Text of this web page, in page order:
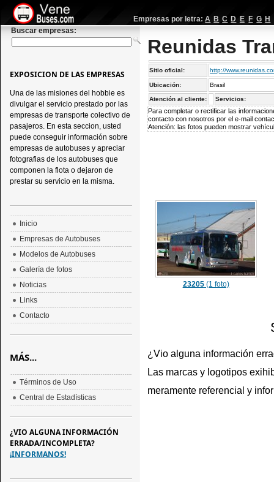
Empresas por letra: A B C D E F G H
Buscar empresas:
Reunidas
Sitio oficial: http://
Ubicación: Brasil
Atención al cliente: Servicios:
Para completar o rectificar las
contacto con nosotros por el e-mail
Atención: las fotos pueden mostrar
23205(1 foto)
¿Vio alguna información
Las marcas y logotipos
meramente referencial y
EXPOSICION DE LAS EMPRESAS
Una de las misiones del hobbie es
divulgar el servicio prestado por las
empresas de transporte colectivo de
pasajeros. En esta seccion, usted
puede conseguir información sobre
empresas de autobuses y apreciar
fotografias de los autobuses que
componen la flota o dejaron de
prestar su servicio en la misma.
Inicio
Empresas de Autobuses
Modelos de Autobuses
Galería de fotos
Noticias
Links
Contacto
MÁS...
Términos de Uso
Central de Estadísticas
¿VIO ALGUNA INFORMACIÓN
ERRADA/INCOMPLETA?
¡INFORMANOS!